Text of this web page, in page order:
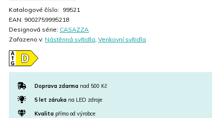
Katalogové číslo: 99521
EAN: 9002759995218
Designová série: CASAZZA
Zařazeno v: Nástěnná svítidla Venkovní svítidla
Doprava zdarma nad 500 Kč
5 let zárukana LED zdroje
Kvalitapřímo od výrobce